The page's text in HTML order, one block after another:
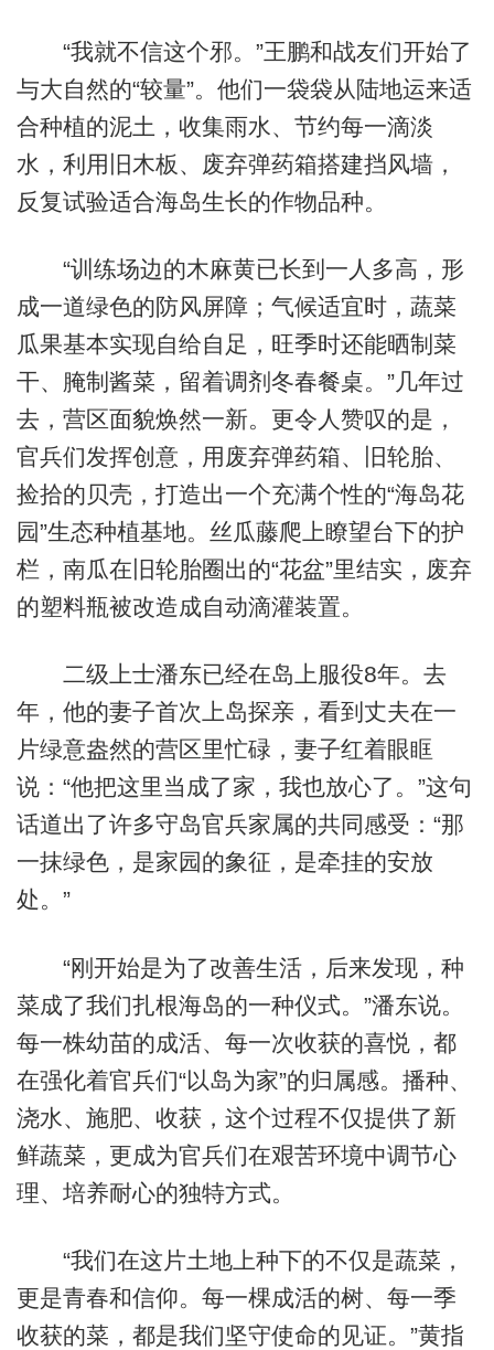
“我就不信这个邪。”王鹏和战友们开始了
与大自然的“较量”。他们一袋袋从陆地运来适
合种植的泥土，收集雨水、节约每一滴淡
水，利用旧木板、废弃弹药箱搭建挡风墙，
反复试验适合海岛生长的作物品种。
“训练场边的木麻黄已长到一人多高，形
成一道绿色的防风屏障；气候适宜时，蔬菜
瓜果基本实现自给自足，旺季时还能晒制菜
干、腌制酱菜，留着调剂冬春餐桌。”几年过
去，营区面貌焕然一新。更令人赞叹的是，
官兵们发挥创意，用废弃弹药箱、旧轮胎、
捡拾的贝壳，打造出一个充满个性的“海岛花
园”生态种植基地。丝瓜藤爬上瞭望台下的护
栏，南瓜在旧轮胎圈出的“花盆”里结实，废弃
的塑料瓶被改造成自动滴灌装置。
二级上士潘东已经在岛上服役8年。去
年，他的妻子首次上岛探亲，看到丈夫在一
片绿意盎然的营区里忙碌，妻子红着眼眶
说：“他把这里当成了家，我也放心了。”这句
话道出了许多守岛官兵家属的共同感受：“那
一抹绿色，是家园的象征，是牵挂的安放
处。”
“刚开始是为了改善生活，后来发现，种
菜成了我们扎根海岛的一种仪式。”潘东说。
每一株幼苗的成活、每一次收获的喜悦，都
在强化着官兵们“以岛为家”的归属感。播种、
浇水、施肥、收获，这个过程不仅提供了新
鲜蔬菜，更成为官兵们在艰苦环境中调节心
理、培养耐心的独特方式。
“我们在这片土地上种下的不仅是蔬菜，
更是青春和信仰。每一棵成活的树、每一季
收获的菜，都是我们坚守使命的见证。”黄指